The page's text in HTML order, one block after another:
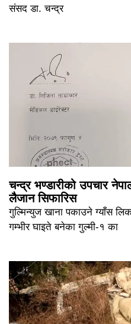
संसद डा. चन्द्र
चन्द्र भण्डारीको उपचार
लैजान सिफारिस
गुल्मिन्युज खाना पकाउने ग्याँस
गम्भीर घाइते बनेका गुल्मी-१ का